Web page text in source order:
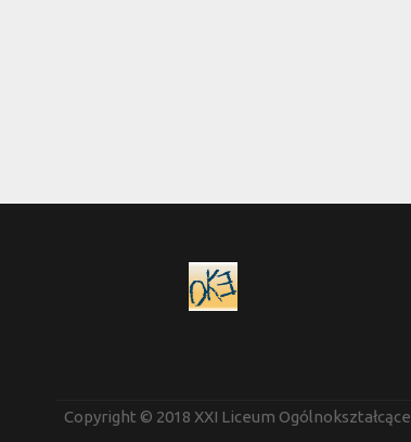
Copyright © 2018 XXI Liceum Ogólnokształcące